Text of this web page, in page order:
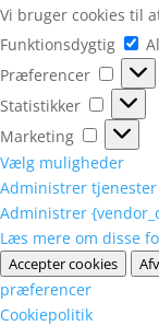
Vi bruger cookies til
Funktionsdygtig
Præferencer
Statistikker
Marketing
Vælg muligheder
Administrer tjenester
Administrer
Læs mere om disse
Accepter cookies
præferencer
Cookiepolitik